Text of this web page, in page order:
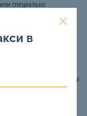
специально
пазух котлована
выполнения работ.
засыпка котлована
копки, однако такой
В основном, для
суглинок, ПГС, при этом
почвы.
в